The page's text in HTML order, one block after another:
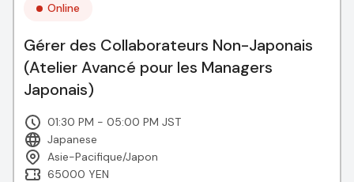
Online
Gérer des Collaborateurs Non-Japonais
(Atelier Avancé pour les Managers
Japonais)
01:30 PM - 05:00 PM JST
Japanese
Asie-Pacifique/Japon
65000 YEN